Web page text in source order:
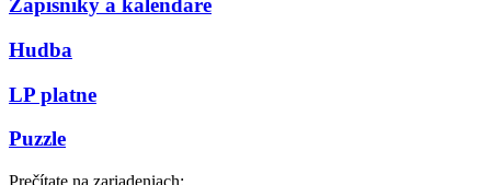
Zápisníky a kalendáre
Hudba
LP platne
Puzzle
Prečítate na zariadeniach: